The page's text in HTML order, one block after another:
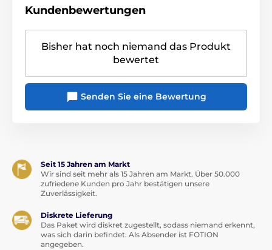
Kundenbewertungen
Bisher hat noch niemand das Produkt
bewertet
Senden Sie eine Bewertung
Seit 15 Jahren am Markt
Wir sind seit mehr als 15 Jahren am Markt. Über 50.000
zufriedene Kunden pro Jahr bestätigen unsere
Zuverlässigkeit.
Diskrete Lieferung
Das Paket wird diskret zugestellt, sodass niemand erkennt,
was sich darin befindet. Als Absender ist FOTION
angegeben.